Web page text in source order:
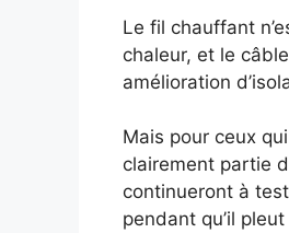
Le fil chauffant
chaleur, et le
amélioration
Mais pour ceux
clairement partie
continueront à
pendant qu’il